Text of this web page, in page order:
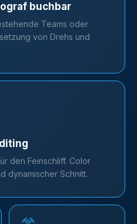
buchbar
Teams oder
von Drehs und
den Feinschliff. Color
dynamischer Schnitt.